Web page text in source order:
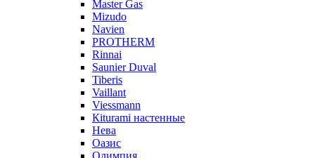
Master Gas
Mizudo
Navien
PROTHERM
Rinnai
Saunier Duval
Tiberis
Vaillant
Viessmann
Кiturami настенные
Нева
Оазис
Олимпия